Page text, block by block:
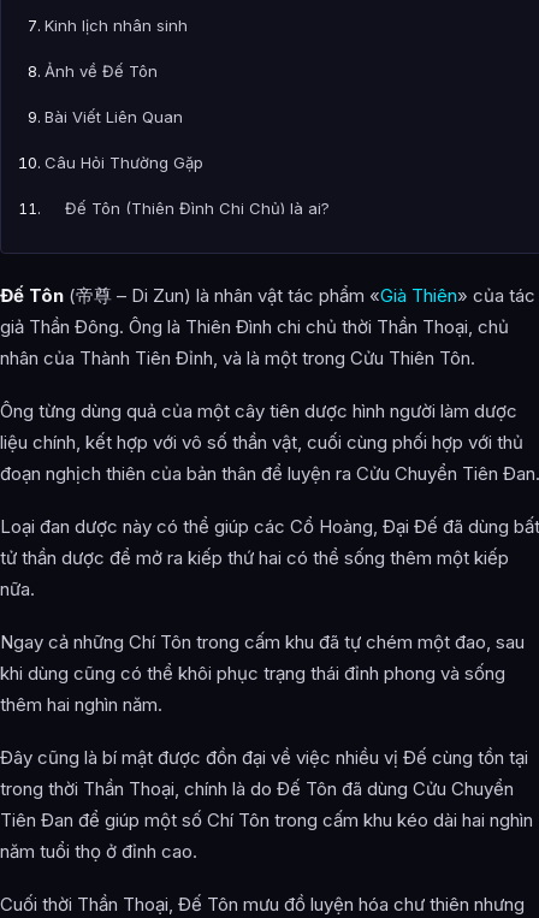
Kinh lịch nhân sinh
Ảnh về Đế Tôn
Bài Viết Liên Quan
Câu Hỏi Thường Gặp
Đế Tôn (Thiên Đình Chi Chủ) là ai?
Cảnh giới tu luyện của Đế Tôn (Thiên Đình Chi Chủ) như thế
Đế Tôn (Thiên Đình Chi Chủ) xuất hiện trong tác phẩm nào?
Các mối quan hệ quan trọng của Đế Tôn (Thiên Đình Chi
Thông tin về Đế Tôn (Thiên Đình Chi Chủ) được tổng hợp từ
đâu?
Đế Tôn (帝尊 – Di Zun) là nhân vật tác phẩm «Già Thiên» của tác
giả Thần Đông. Ông là Thiên Đình chi chủ thời Thần Thoại, chủ
nhân của Thành Tiên Đỉnh, và là một trong Cửu Thiên Tôn.
Ông từng dùng quả của một cây tiên dược hình người làm dược
liệu chính, kết hợp với vô số thần vật, cuối cùng phối hợp với thủ
đoạn nghịch thiên của bản thân để luyện ra Cửu Chuyển Tiên Đan.
Loại đan dược này có thể giúp các Cổ Hoàng, Đại Đế đã dùng bất
tử thần dược để mở ra kiếp thứ hai có thể sống thêm một kiếp
nữa.
Ngay cả những Chí Tôn trong cấm khu đã tự chém một đao, sau
khi dùng cũng có thể khôi phục trạng thái đỉnh phong và sống
thêm hai nghìn năm.
Đây cũng là bí mật được đồn đại về việc nhiều vị Đế cùng tồn tại
trong thời Thần Thoại, chính là do Đế Tôn đã dùng Cửu Chuyển
Tiên Đan để giúp một số Chí Tôn trong cấm khu kéo dài hai nghìn
năm tuổi thọ ở đỉnh cao.
Cuối thời Thần Thoại, Đế Tôn mưu đồ luyện hóa chư thiên nhưng